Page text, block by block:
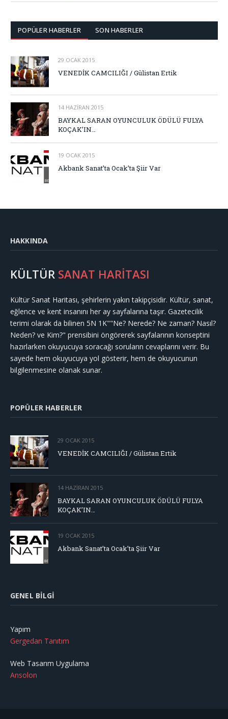
POPÜLER HABERLER SON HABERLER
29 OCAK 2015
VENEDİK CAMCILIĞI / Gülistan Ertik
14 HAZIRAN 2015
BAYKAL SARAN OYUNCULUK ÖDÜLÜ FULYA
KOÇAK’IN…
19 OCAK 2015
Akbank Sanat’ta Ocak’ta Şiir Var
HAKKINDA
KÜLTÜR SANAT HARİTASI
Kültür Sanat Haritası, şehirlerin yakın takipçisidir. Kültür, sanat,
eğlence ve kent insanını her ay sayfalarına taşır. Gazetecilik
terimi olarak da bilinen 5N 1K""Ne? Nerede? Ne zaman? Nasıl?
Neden? ve Kim?" prensibini öngörerek sayfalarının konseptini
hazırlarken okuyucuya soracağı soruların cevaplarını verir. Bu
sayede hem okuyucuya yol gösterir, hem de okuyucunun
bilgilenmesine olanak sunar.
POPÜLER HABERLER
29 OCAK 2015
VENEDİK CAMCILIĞI / Gülistan Ertik
14 HAZIRAN 2015
BAYKAL SARAN OYUNCULUK ÖDÜLÜ FULYA
KOÇAK’IN…
19 OCAK 2015
Akbank Sanat’ta Ocak’ta Şiir Var
GENEL BILGI
Yapım
Gergedan Tanıtım
Web Tasarım Uygulama
Ansolon